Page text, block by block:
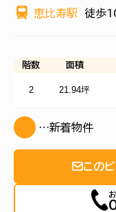
恵比寿駅 徒歩
階数 面積
2 21.94坪
…新着物件
この